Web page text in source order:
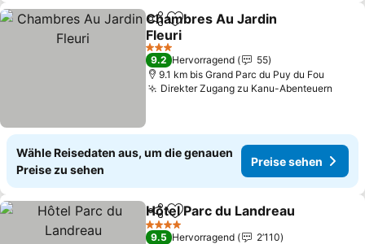
TeilenZu Favoriten hinzufügen
Chambres Au Jardin
Fleuri
Preise sehen
3 Sterne
9.2 Hervorragend
55
9.1 km bis Grand Parc du Puy du Fou
Direkter Zugang zu Kanu-Abenteuern
Wähle Reisedaten aus, um die genauen
Preise zu sehen
Preise sehen
TeilenZu Favoriten hinzufügen
Hôtel Parc du Landreau
4 Sterne
9.5 Hervorragend
2’110